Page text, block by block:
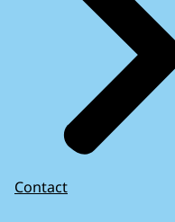
Contact